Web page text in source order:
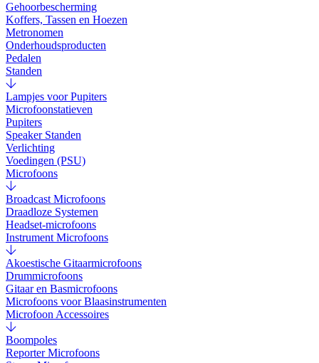
Gehoorbescherming
Koffers, Tassen en Hoezen
Metronomen
Onderhoudsproducten
Pedalen
Standen
Lampjes voor Pupiters
Microfoonstatieven
Pupiters
Speaker Standen
Verlichting
Voedingen (PSU)
Microfoons
Broadcast Microfoons
Draadloze Systemen
Headset-microfoons
Instrument Microfoons
Akoestische Gitaarmicrofoons
Drummicrofoons
Gitaar en Basmicrofoons
Microfoons voor Blaasinstrumenten
Microfoon Accessoires
Boompoles
Reporter Microfoons